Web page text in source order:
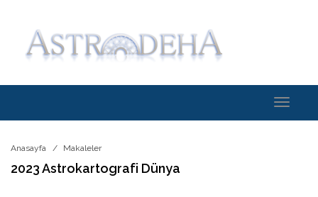
Toggle
Anasayfa Makaleler
2023 Astrokartografi Dünya